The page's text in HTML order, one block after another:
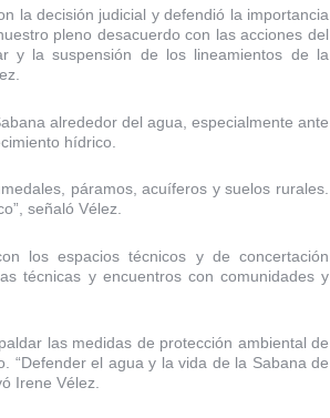
la decisión judicial y defendió la importancia
pleno desacuerdo con las acciones del
y la suspensión de los lineamientos de la
alrededor del agua, especialmente ante
hídrico.
páramos, acuíferos y suelos rurales.
señaló Vélez.
los espacios técnicos y de concertación
técnicas y encuentros con comunidades y
las medidas de protección ambiental de
“Defender el agua y la vida de la Sabana de
Irene Vélez.